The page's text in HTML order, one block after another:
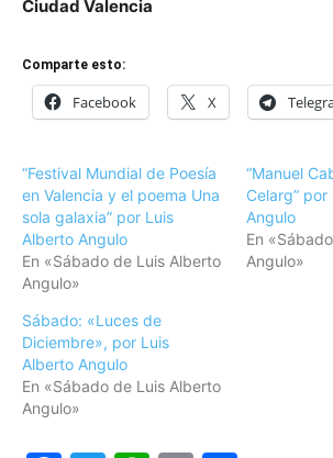
Ciudad Valencia
Comparte esto:
Facebook X
“Festival Mundial de Poesía
en Valencia y el poema Una
sola galaxia” por Luis
Alberto Angulo
En «Sábado de Luis Alberto
Angulo»
“Manuel
Celarg”
Angulo
En
Angulo»
Sábado: «Luces de
Diciembre», por Luis
Alberto Angulo
En «Sábado de Luis Alberto
Angulo»